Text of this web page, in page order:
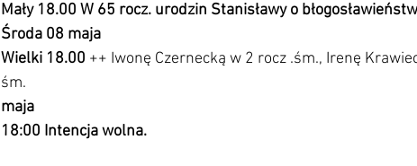
Mały 18.00 W 65 rocz. urodzin Stanisławy o
Środa 08 maja
Wielki 18.00 ++ Iwonę Czernecką w 2 rocz .śm., Irenę
śm.
maja
18:00 Intencja wolna.
Kamień Wielki